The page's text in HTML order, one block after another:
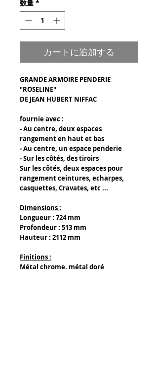
数量 *
カートに追加する
GRANDE ARMOIRE PENDERIE
"ROSELINE"
DE JEAN HUBERT NIFFAC
fournie avec :
- Au centre, deux espaces
rangement en haut et bas
- Au centre, un espace penderie
- Sur les côtés, des tiroirs
Sur les côtés, deux espaces pour
rangement ceintures, echarpes,
casquettes, Cravates, etc ...
Dimensions :
Longueur : 724 mm
Profondeur : 513 mm
Hauteur : 2112 mm
Finitions :
Métal chrome, métal doré